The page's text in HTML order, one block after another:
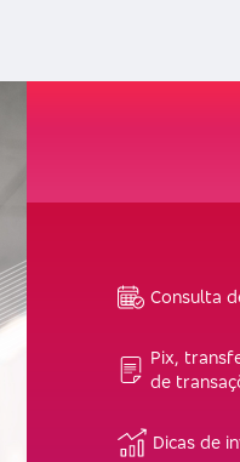
Consulta
Pix,
de
Dicas de